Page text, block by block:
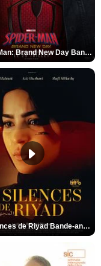
Spider-Man: Brand New Day Bande-annonce VO STFR
Les Silences de Riyad Bande-annonce VO STFR